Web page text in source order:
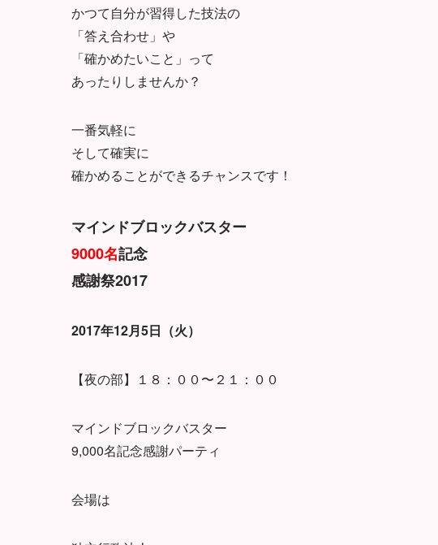
かつて自分が習得した技法の
「答え合わせ」や
「確かめたいこと」って
あったりしませんか？
一番気軽に
そして確実に
確かめることができるチャンスです！
マインドブロックバスター
9000名記念
感謝祭2017
2017年12月5日（火）
【夜の部】１８：００〜２１：００
マインドブロックバスター
9,000名記念感謝パーティ
会場は